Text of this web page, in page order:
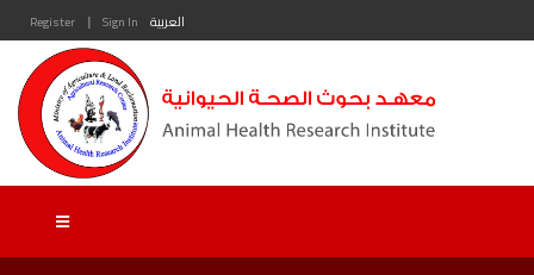
Register | Sign In العربية